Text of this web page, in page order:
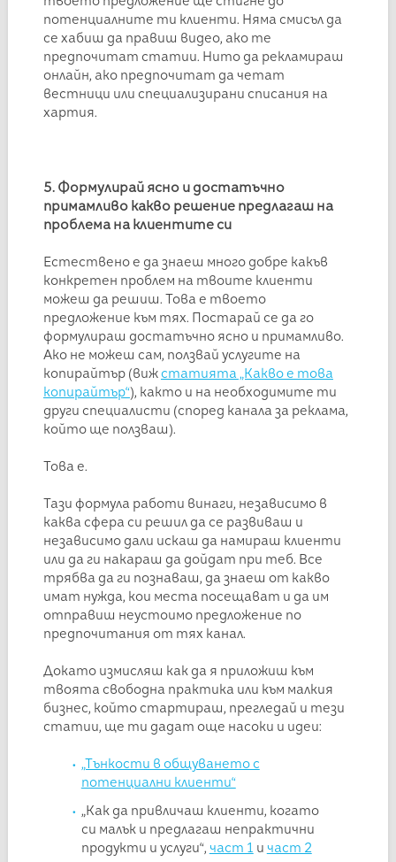
потенциалните ти клиенти. Няма смисъл да
се хабиш да правиш видео, ако те
предпочитат статии. Нито да рекламираш
онлайн, ако предпочитат да четат
вестници или специализирани списания на
хартия.
5. Формулирай ясно и достатъчно
примамливо какво решение предлагаш на
проблема на клиентите си
Естествено е да знаеш много добре какъв
конкретен проблем на твоите клиенти
можеш да решиш. Това е твоето
предложение към тях. Постарай се да го
формулираш достатъчно ясно и примамливо.
Ако не можеш сам, ползвай услугите на
копирайтър (вижстатията „Какво е това
копирайтър“), както и на необходимите ти
други специалисти (според канала за реклама,
който ще ползваш).
Това е.
Тази формула работи винаги, независимо в
каква сфера си решил да се развиваш и
независимо дали искаш да намираш клиенти
или да ги накараш да дойдат при теб. Все
трябва да ги познаваш, да знаеш от какво
имат нужда, кои места посещават и да им
отправиш неустоимо предложение по
предпочитания от тях канал.
Докато измисляш как да я приложиш към
твоята свободна практика или към малкия
бизнес, който стартираш, прегледай и тези
статии, ще ти дадат още насоки и идеи:
„Тънкости в общуването с
потенциални клиенти“
„Как да привличаш клиенти, когато
си малък и предлагаш непрактични
продукти и услуги“, част 1 и част 2